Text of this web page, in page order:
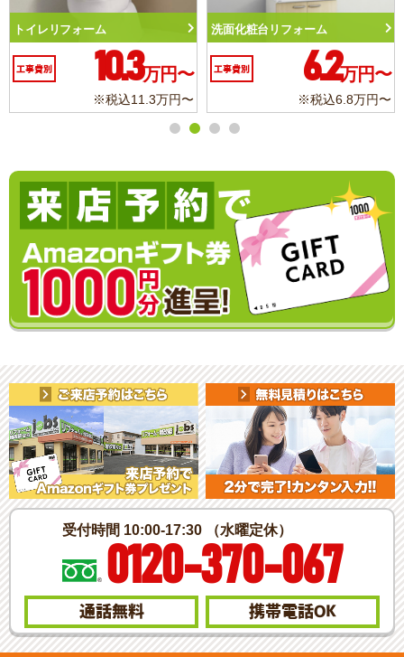
トイレリフォーム
工事費別 10.3万円〜
※税込11.3万円〜
洗面化粧台リフォーム
工事費別 6.2万円〜
※税込6.8万円〜
受付時間 10:00-17:30 （水曜定休）
0120-370-067
通話無料 携帯電話OK